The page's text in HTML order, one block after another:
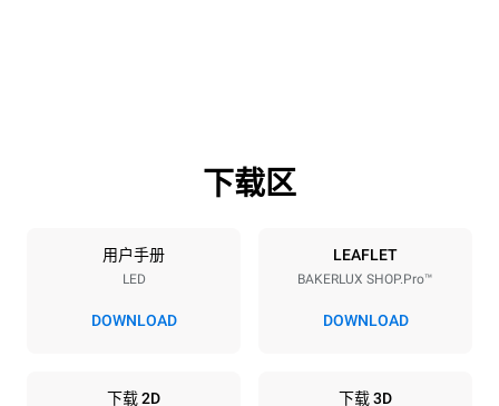
烤盘规格
4 600x400
烤盘间距
下载区
用户手册
LED
DOWNLOAD
LEAFLET
BAKERLUX SHOP.Pro™
DOWNLOAD
下载 2D 下载 3D